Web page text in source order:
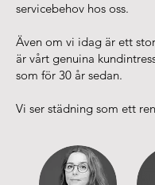
servicebehov hos oss.
Även om vi idag är ett
är vårt genuina
som för 30 år sedan.
Vi ser städning som ett